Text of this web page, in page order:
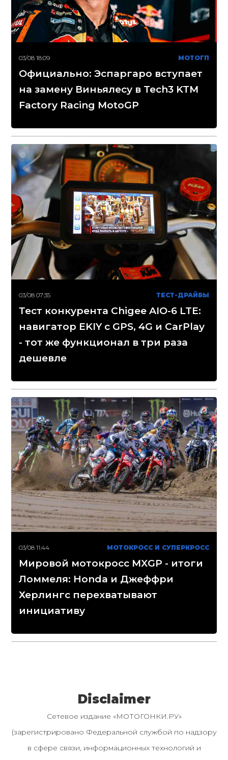
03/08 18:09 МОТОГП
Официально: Эспаргаро вступает
на замену Виньялесу в Tech3 KTM
Factory Racing MotoGP
03/08 07:35 ТЕСТ-ДРАЙВЫ
Тест конкурента Chigee AIO-6 LTE:
навигатор EKIY с GPS, 4G и CarPlay
- тот же функционал в три раза
дешевле
03/08 11:44 МОТОКРОСС И СУПЕРКРОСС
Мировой мотокросс MXGP - итоги
Ломмеля: Honda и Джеффри
Херлингс перехватывают
инициативу
Disclaimer
Сетевое издание «МОТОГОНКИ.РУ»
(зарегистрировано Федеральной службой по надзору
в сфере связи, информационных технологий и